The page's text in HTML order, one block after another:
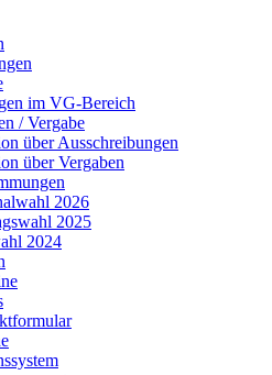
im VG-Bereich
/ Vergabe
über Ausschreibungen
über Vergaben
2026
2025
2024